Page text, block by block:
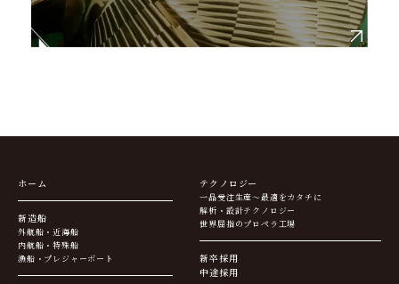
ホーム
新造船
外航船・近海船
内航船・特殊船
漁船・プレジャーボート
テクノロジー
一品受注生産～最適をカタチに
解析・設計テクノロジー
世界屈指のプロペラ工場
新卒採用
中途採用